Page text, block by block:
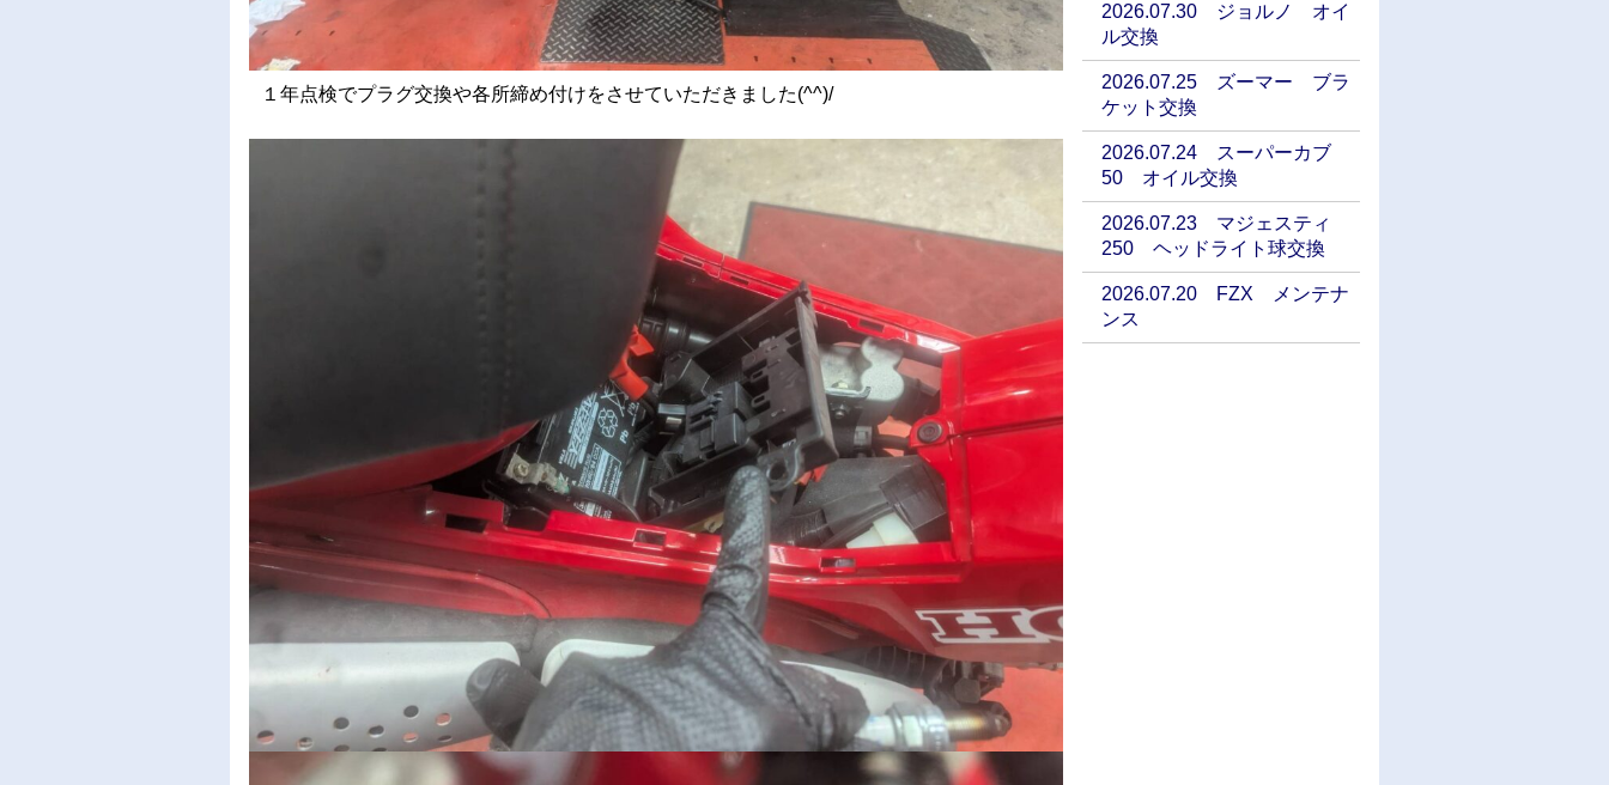
１年点検でプラグ交換や各所締め付けをさせていただきました(^^)/
2026.07.30 ジョルノ オイ
ル交換
2026.07.25 ズーマー ブラ
ケット交換
2026.07.24 スーパーカブ
50 オイル交換
2026.07.23 マジェスティ
250 ヘッドライト球交換
2026.07.20 FZX メンテナ
ンス